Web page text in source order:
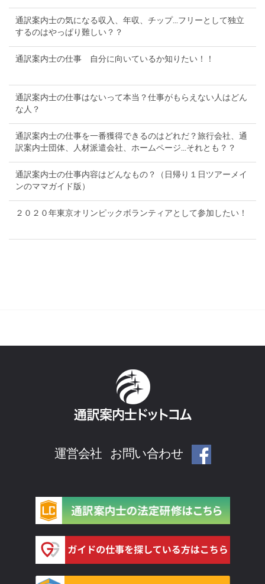
通訳案内士の気になる収入、年収、チップ...フリーとして独立
するのはやっぱり難しい？？
通訳案内士の仕事 自分に向いているか知りたい！！
通訳案内士の仕事はないって本当？仕事がもらえない人はどん
な人？
通訳案内士の仕事を一番獲得できるのはどれだ？旅行会社、通
訳案内士団体、人材派遣会社、ホームページ...それとも？？
通訳案内士の仕事内容はどんなもの？（日帰り１日ツアーメイ
ンのママガイド版）
２０２０年東京オリンピックボランティアとして参加したい！
運営会社 お問い合わせ